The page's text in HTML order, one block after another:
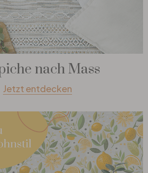
nach Mass
Jetzt entdecken